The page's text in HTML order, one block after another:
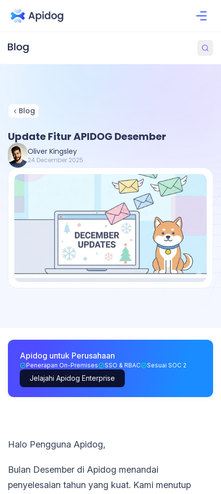
Blog
Update Fitur APIDOG Desember
Oliver Kingsley
24 December 2025
Apidog untuk Perusahaan
Penerapan On-Premises SSO & RBAC Sesuai SOC 2
Jelajahi Apidog Enterprise
Halo Pengguna Apidog,
Bulan Desember di Apidog menandai
penyelesaian tahun yang kuat. Kami menutup